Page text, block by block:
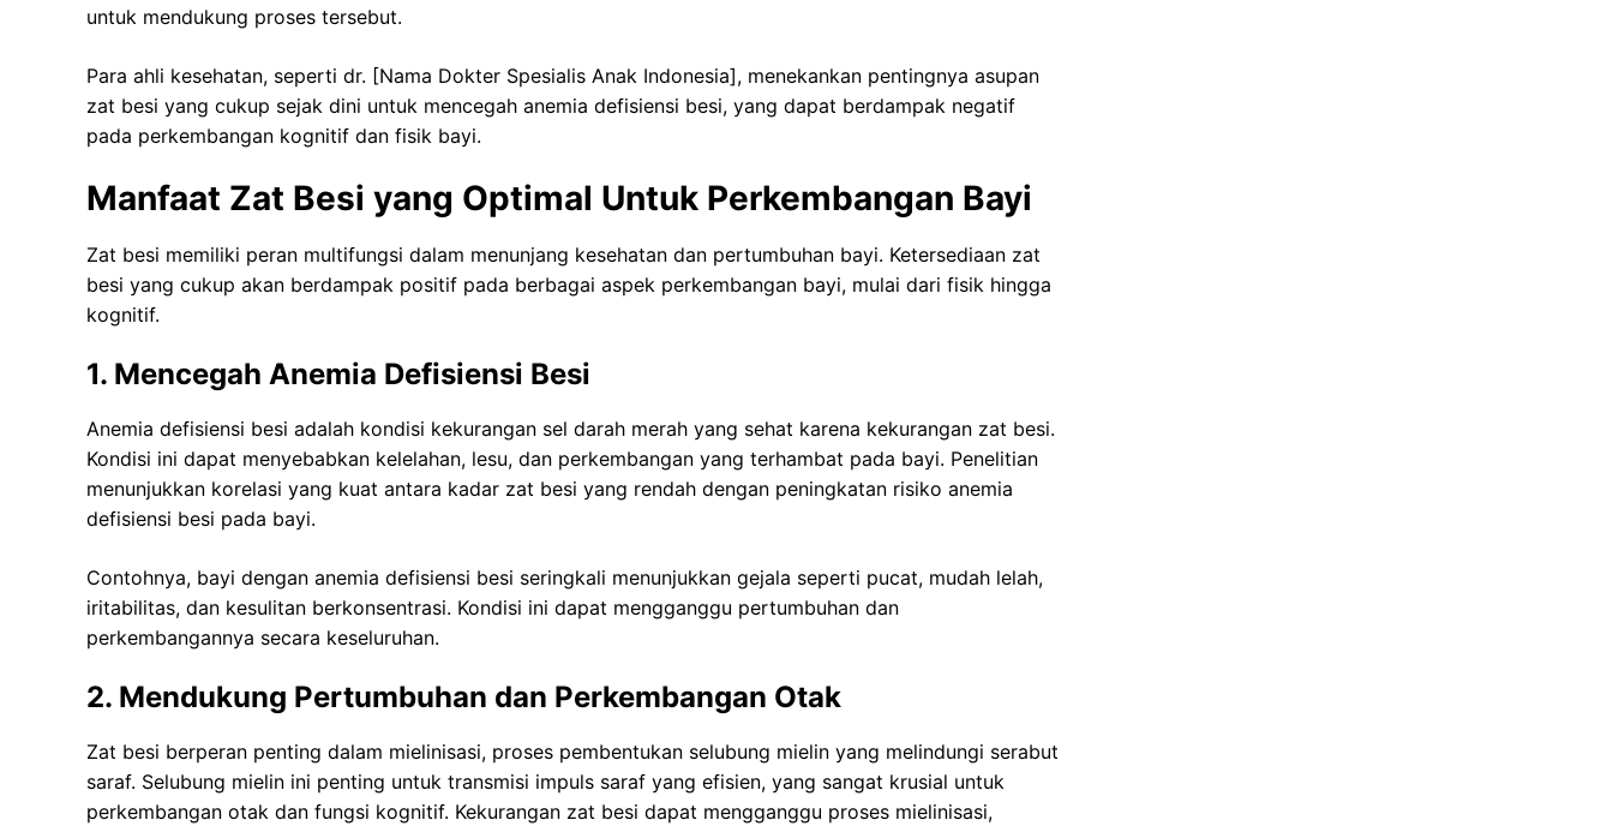
untuk mendukung proses tersebut.
Para ahli kesehatan, seperti dr. [Nama Dokter Spesialis Anak Indonesia], menekankan pentingnya asupan
zat besi yang cukup sejak dini untuk mencegah anemia defisiensi besi, yang dapat berdampak negatif
pada perkembangan kognitif dan fisik bayi.
Manfaat Zat Besi yang Optimal Untuk Perkembangan Bayi
Zat besi memiliki peran multifungsi dalam menunjang kesehatan dan pertumbuhan bayi. Ketersediaan zat
besi yang cukup akan berdampak positif pada berbagai aspek perkembangan bayi, mulai dari fisik hingga
kognitif.
1. Mencegah Anemia Defisiensi Besi
Anemia defisiensi besi adalah kondisi kekurangan sel darah merah yang sehat karena kekurangan zat besi.
Kondisi ini dapat menyebabkan kelelahan, lesu, dan perkembangan yang terhambat pada bayi. Penelitian
menunjukkan korelasi yang kuat antara kadar zat besi yang rendah dengan peningkatan risiko anemia
defisiensi besi pada bayi.
Contohnya, bayi dengan anemia defisiensi besi seringkali menunjukkan gejala seperti pucat, mudah lelah,
iritabilitas, dan kesulitan berkonsentrasi. Kondisi ini dapat mengganggu pertumbuhan dan
perkembangannya secara keseluruhan.
2. Mendukung Pertumbuhan dan Perkembangan Otak
Zat besi berperan penting dalam mielinisasi, proses pembentukan selubung mielin yang melindungi serabut
saraf. Selubung mielin ini penting untuk transmisi impuls saraf yang efisien, yang sangat krusial untuk
perkembangan otak dan fungsi kognitif. Kekurangan zat besi dapat mengganggu proses mielinisasi,